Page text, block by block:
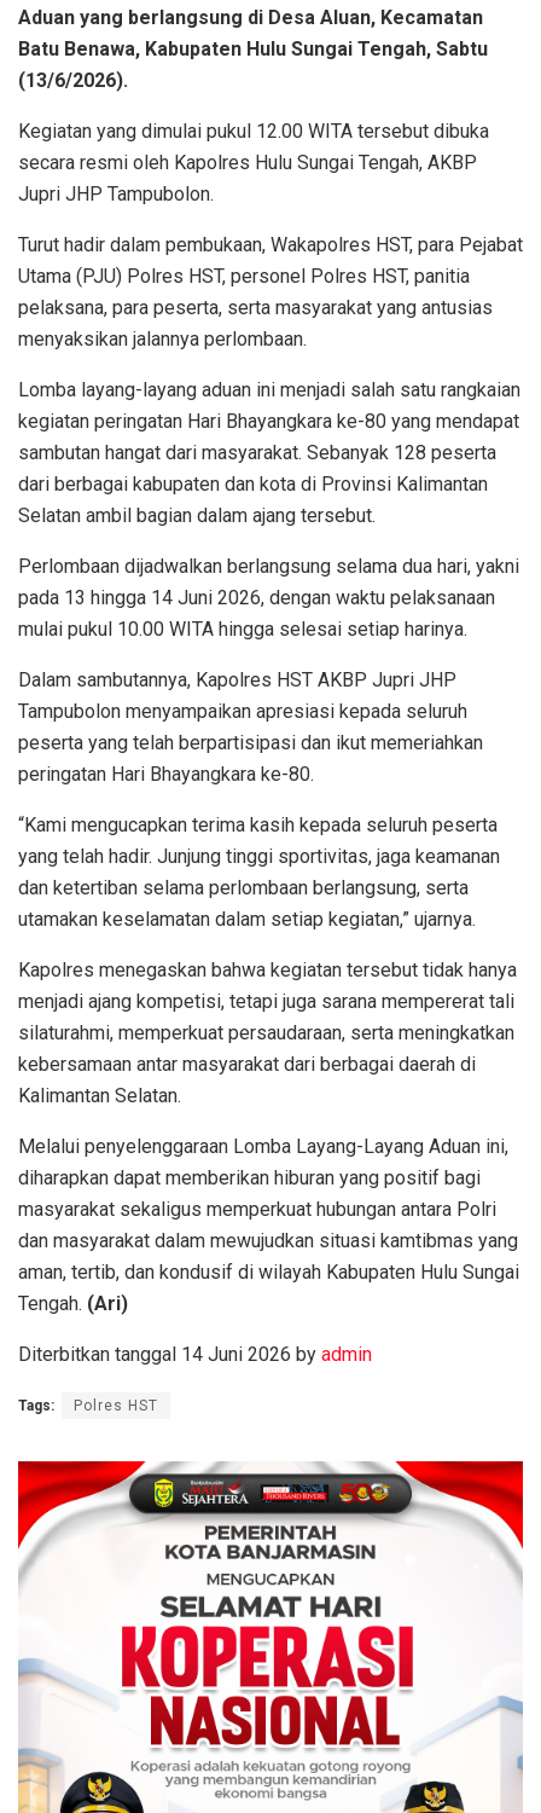
Aduan yang berlangsung di Desa Aluan, Kecamatan
Batu Benawa, Kabupaten Hulu Sungai Tengah, Sabtu
(13/6/2026).
Kegiatan yang dimulai pukul 12.00 WITA tersebut dibuka
secara resmi oleh Kapolres Hulu Sungai Tengah, AKBP
Jupri JHP Tampubolon.
Turut hadir dalam pembukaan, Wakapolres HST, para Pejabat
Utama (PJU) Polres HST, personel Polres HST, panitia
pelaksana, para peserta, serta masyarakat yang antusias
menyaksikan jalannya perlombaan.
Lomba layang-layang aduan ini menjadi salah satu rangkaian
kegiatan peringatan Hari Bhayangkara ke-80 yang mendapat
sambutan hangat dari masyarakat. Sebanyak 128 peserta
dari berbagai kabupaten dan kota di Provinsi Kalimantan
Selatan ambil bagian dalam ajang tersebut.
Perlombaan dijadwalkan berlangsung selama dua hari, yakni
pada 13 hingga 14 Juni 2026, dengan waktu pelaksanaan
mulai pukul 10.00 WITA hingga selesai setiap harinya.
Dalam sambutannya, Kapolres HST AKBP Jupri JHP
Tampubolon menyampaikan apresiasi kepada seluruh
peserta yang telah berpartisipasi dan ikut memeriahkan
peringatan Hari Bhayangkara ke-80.
“Kami mengucapkan terima kasih kepada seluruh peserta
yang telah hadir. Junjung tinggi sportivitas, jaga keamanan
dan ketertiban selama perlombaan berlangsung, serta
utamakan keselamatan dalam setiap kegiatan,” ujarnya.
Kapolres menegaskan bahwa kegiatan tersebut tidak hanya
menjadi ajang kompetisi, tetapi juga sarana mempererat tali
silaturahmi, memperkuat persaudaraan, serta meningkatkan
kebersamaan antar masyarakat dari berbagai daerah di
Kalimantan Selatan.
Melalui penyelenggaraan Lomba Layang-Layang Aduan ini,
diharapkan dapat memberikan hiburan yang positif bagi
masyarakat sekaligus memperkuat hubungan antara Polri
dan masyarakat dalam mewujudkan situasi kamtibmas yang
aman, tertib, dan kondusif di wilayah Kabupaten Hulu Sungai
Tengah. (Ari)
Diterbitkan tanggal 14 Juni 2026 by admin
Tags: Polres HST